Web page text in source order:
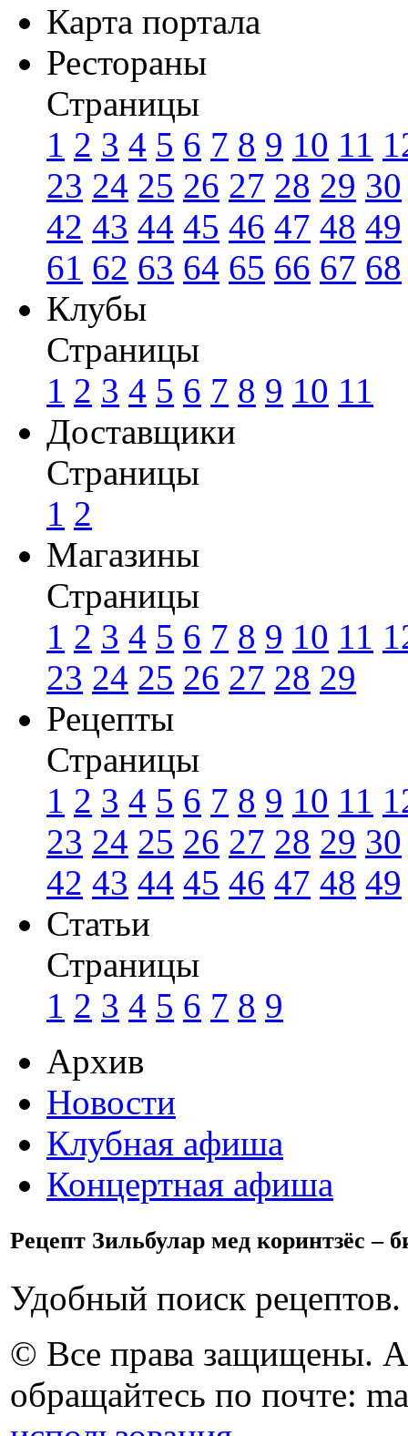
Карта портала
Рестораны
Страницы
1 2 3 4 5 6 7 8 9 10 11
23 24 25 26 27 28 29 30
42 43 44 45 46 47 48 49
61 62 63 64 65 66 67 68
Клубы
Страницы
1 2 3 4 5 6 7 8 9 10 11
Доставщики
Страницы
1 2
Магазины
Страницы
1 2 3 4 5 6 7 8 9 10 11
23 24 25 26 27 28 29
Рецепты
Страницы
1 2 3 4 5 6 7 8 9 10 11
23 24 25 26 27 28 29 30
42 43 44 45 46 47 48 49
Статьи
Страницы
1 2 3 4 5 6 7 8 9
Архив
Новости
Клубная афиша
Концертная афиша
Рецепт Зильбулар мед коринтзёс –
Удобный поиск рецептов.
© Все права защищены.
обращайтесь по почте: